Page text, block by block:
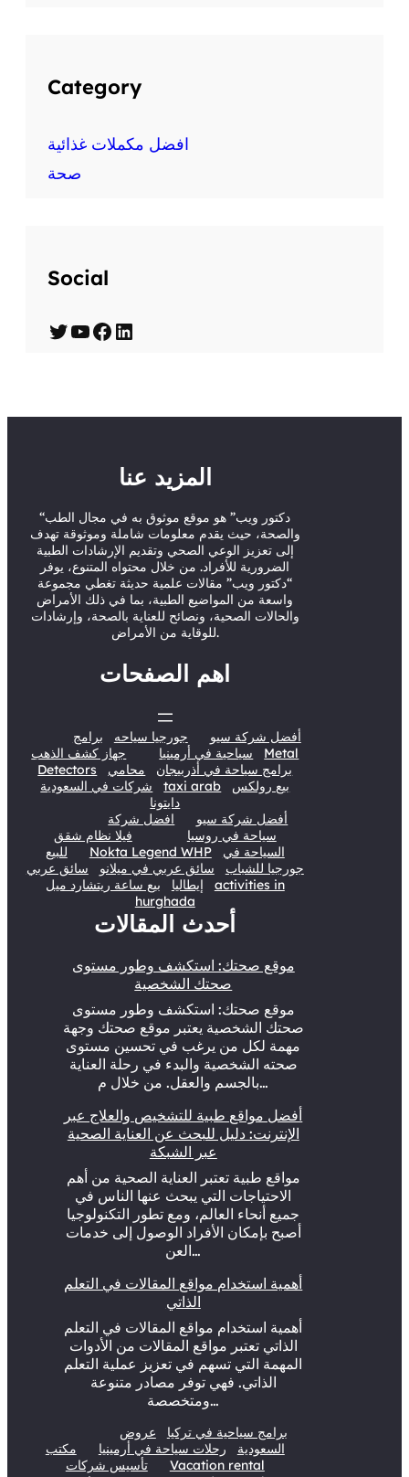
Category
افضل مكملات غذائية
صحة
Social
T
r
Y
e
F
o
k
L
e
d
I
n
المزيد عنا
“دكتور ويب” هو موقع موثوق به في مجال الطب
والصحة، حيث يقدم معلومات شاملة وموثوقة تهدف
إلى تعزيز الوعي الصحي وتقديم الإرشادات الطبية
الضرورية للأفراد. من خلال محتواه المتنوع، يوفر
“دكتور ويب” مقالات علمية حديثة تغطي مجموعة
واسعة من المواضيع الطبية، بما في ذلك الأمراض
والحالات الصحية، ونصائح للعناية بالصحة، وإرشادات
للوقاية من الأمراض.
اهم الصفحات
أفضل شركة سيو جورجيا سياحه
برامج
سياحية في أرمينيا
جهاز كشف الذهب
Metal
Detectors
برامج سياحة في أذربيجان
محامي
شركات في السعودية
taxi arab
بيع رولكس
دايتونا
أفضل شركة سيو
افضل شركة
سياحة في روسيا
فيلا نظام شقق
للبيع
Nokta Legend WHP
السياحة في
جورجيا للشباب
سائق عربي في ميلانو
سائق عربي
إيطاليا
بيع ساعة ريتشارد ميل
activities in
hurghada
أحدث المقالات
موقع صحتك: استكشف وطور مستوى
صحتك الشخصية
موقع صحتك: استكشف وطور مستوى
صحتك الشخصية يعتبر موقع صحتك وجهة
مهمة لكل من يرغب في تحسين مستوى
صحته الشخصية والبدء في رحلة العناية
بالجسم والعقل. من خلال م…
أفضل مواقع طبية للتشخيص والعلاج عبر
الإنترنت: دليل للبحث عن العناية الصحية
عبر الشبكة
مواقع طبية تعتبر العناية الصحية من أهم
الاحتياجات التي يبحث عنها الناس في
جميع أنحاء العالم، ومع تطور التكنولوجيا
أصبح بإمكان الأفراد الوصول إلى خدمات
العن…
أهمية استخدام مواقع المقالات في التعلم
الذاتي
أهمية استخدام مواقع المقالات في التعلم
الذاتي تعتبر مواقع المقالات من الأدوات
المهمة التي تسهم في تعزيز عملية التعلم
الذاتي. فهي توفر مصادر متنوعة
ومتخصصة…
برامج سياحية في تركيا
عروض
السعودية
رحلات سياحة في أرمينيا
مكتب
تأسيس شركات
Vacation rental